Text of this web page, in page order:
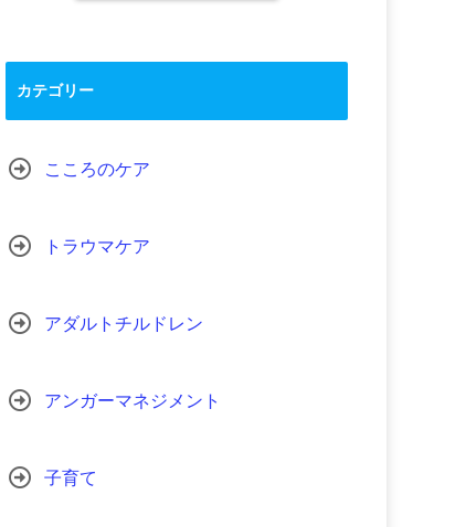
カテゴリー
こころのケア
トラウマケア
アダルトチルドレン
アンガーマネジメント
子育て